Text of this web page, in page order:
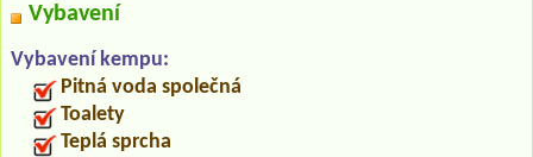
Vybavení
Vybavení kempu:
Pitná voda společná
Toalety
Teplá sprcha